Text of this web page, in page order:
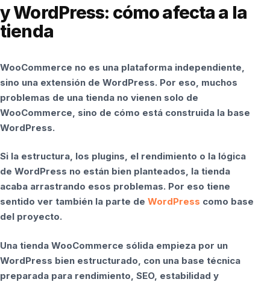
y WordPress: cómo afecta a la
tienda
WooCommerce no es una plataforma independiente,
sino una extensión de WordPress. Por eso, muchos
problemas de una tienda no vienen solo de
WooCommerce, sino de cómo está construida la base
WordPress.
Si la estructura, los plugins, el rendimiento o la lógica
de WordPress no están bien planteados, la tienda
acaba arrastrando esos problemas. Por eso tiene
sentido ver también la parte de WordPress como base
del proyecto.
Una tienda WooCommerce sólida empieza por un
WordPress bien estructurado, con una base técnica
preparada para rendimiento, SEO, estabilidad y